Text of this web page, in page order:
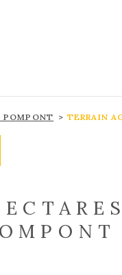
POMPONT TERRAIN